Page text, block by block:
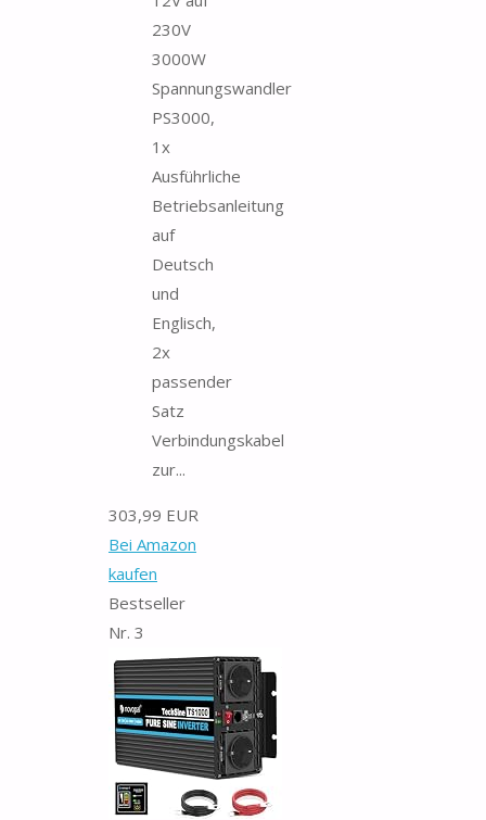
230V
3000W
Spannungswandler
PS3000,
1x
Ausführliche
Betriebsanleitung
auf
Deutsch
und
Englisch,
2x
passender
Satz
Verbindungskabel
zur...
303,99 EUR
Bei Amazon
kaufen
Bestseller
Nr. 3